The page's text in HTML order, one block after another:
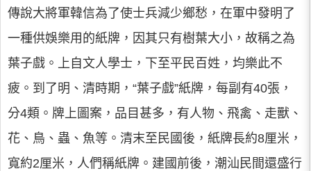
傳說大將軍韓信為了使士兵減少鄉愁，在軍中發明了
一種供娛樂用的紙牌，因其只有樹葉大小，故稱之為
葉子戲。上自文人學士，下至平民百姓，均樂此不
疲。到了明、清時期，“葉子戲”紙牌，每副有40張，
分4類。牌上圖案，品目甚多，有人物、飛禽、走獸、
花、鳥、蟲、魚等。清末至民國後，紙牌長約8厘米，
寬約2厘米，人們稱紙牌。建國前後，潮汕民間還盛行